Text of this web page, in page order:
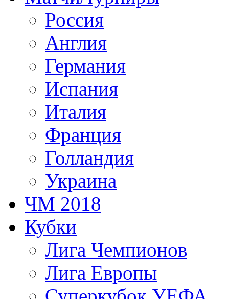
Россия
Англия
Германия
Испания
Италия
Франция
Голландия
Украина
ЧМ 2018
Кубки
Лига Чемпионов
Лига Европы